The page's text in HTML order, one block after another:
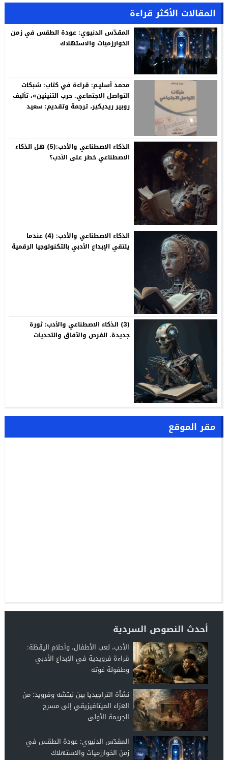
المقالات الأكثر قراءة
المقدّس الدنيوي: عودة الطقس في زمن
الخوارزميات والاستهلاك
محمد أسليـم: قراءة في كتاب: شبكات
التواصل الاجتماعي. حرب التنينين»، تأليف
روبير ريديكير، ترجمة وتقديم: سعيد
الذكاء الاصطناعي والأدب:(5) هل الذكاء
الاصطناعي خطر على الأدب؟
الذكاء الاصطناعي والأدب: (4) عندما
يلتقي الإبداع الأدبي بالتكنولوجيا الرقمية
(3) الذكاء الاصطناعي والأدب: ثورة
جديدة. الفرص والآفاق والتحديات
مقر الموقع
أحدث النصوص السردية
الأدب، لعب الأطفال، وأحلام اليقظة:
قراءة فرويدية في الإبداع الأدبي
وطفولة غوته
نشأة التراجيديا بين نيتشه وفرويد: من
العزاء الميتافيزيقي إلى مسرح
الجريمة الأولى
المقدّس الدنيوي: عودة الطقس في
زمن الخوارزميات والاستهلاك